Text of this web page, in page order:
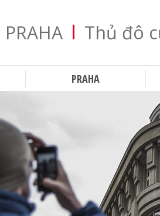
PRAHA Thủ đô
PRAHA